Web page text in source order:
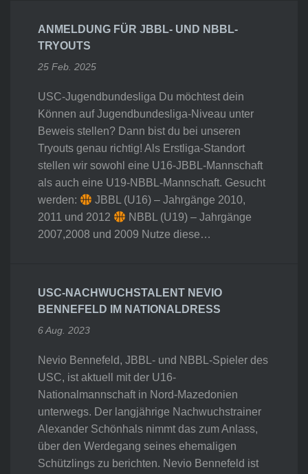
ANMELDUNG FÜR JBBL- UND NBBL-
TRYOUTS
25 Feb. 2025
USC-Jugendbundesliga Du möchtest dein
Können auf Jugendbundesliga-Niveau unter
Beweis stellen? Dann bist du bei unseren
Tryouts genau richtig! Als Erstliga-Standort
stellen wir sowohl eine U16-JBBL-Mannschaft
als auch eine U19-NBBL-Mannschaft. Gesucht
werden:
JBBL (U16) – Jahrgänge 2010,
2011 und 2012
NBBL (U19) – Jahrgänge
2007,2008 und 2009 Nutze diese…
USC-NACHWUCHSTALENT NEVIO
BENNEFELD IM NATIONALDRESS
6 Aug. 2023
Nevio Bennefeld, JBBL- und NBBL-Spieler des
USC, ist aktuell mit der U16-
Nationalmannschaft in Nord-Mazedonien
unterwegs. Der langjährige Nachwuchstrainer
Alexander Schönhals nimmt das zum Anlass,
über den Werdegang seines ehemaligen
Schützlings zu berichten. Nevio Bennefeld ist